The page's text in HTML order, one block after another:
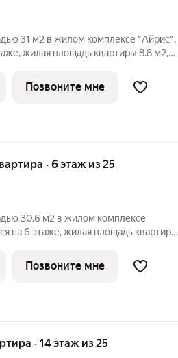
31 м2 в жилом комплексе "Айрис".
жилая площадь квартиры 8.8 м2,
на одну сторону, 1
Позвоните мне
· 6 этаж из 25
30.6 м2 в жилом комплексе
на 6 этаже, жилая площадь квартиры
Позвоните мне
· 14 этаж из 25